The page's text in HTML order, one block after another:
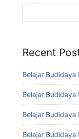
Recent
Belajar
Belajar Budidaya
Belajar Budidaya
Belajar Budidaya